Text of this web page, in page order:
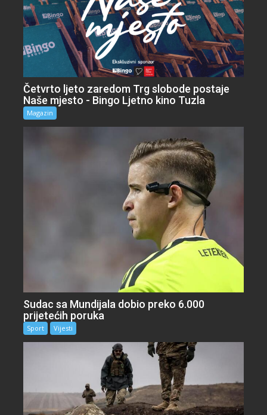
Četvrto ljeto zaredom Trg slobode postaje
Naše mjesto - Bingo Ljetno kino Tuzla
Magazin
Sudac sa Mundijala dobio preko 6.000
prijetećih poruka
Sport Vijesti